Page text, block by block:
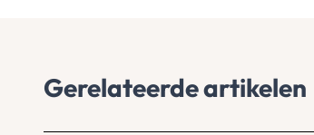
Gerelateerde artikelen